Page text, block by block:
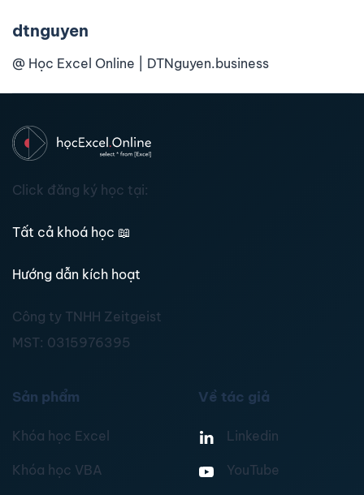
dtnguyen
@ Học Excel Online | DTNguyen.business
Click đăng ký học tại:
Tất cả khoá học 📖
Hướng dẫn kích hoạt
Công ty TNHH Zeitgeist
MST: 0315976395
Sản phẩm
Khóa học Excel
Khóa học VBA
Về tác giả
Linkedin
YouTube